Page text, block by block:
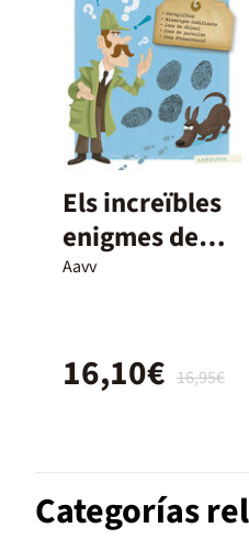
Els increïbles
enigmes de
Sherlock
Aavv
16,95€
16,10€
Categorías